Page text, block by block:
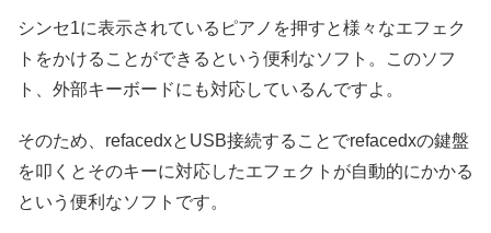
シンセ1に表示されているピアノを押すと様々なエフェク
トをかけることができるという便利なソフト。このソフ
ト、外部キーボードにも対応しているんですよ。
そのため、refacedxとUSB接続することでrefacedxの鍵盤
を叩くとそのキーに対応したエフェクトが自動的にかかる
という便利なソフトです。